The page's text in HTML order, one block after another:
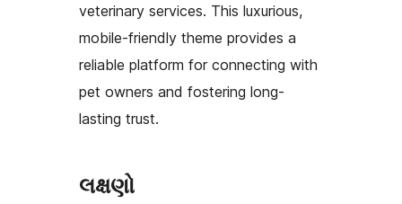
veterinary services. This luxurious,
mobile-friendly theme provides a
reliable platform for connecting with
pet owners and fostering long-
lasting trust.
લક્ષણો